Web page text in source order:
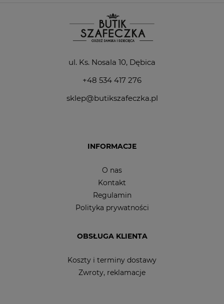
ul. Ks. Nosala 10, Dębica
+48 534 417 276
sklep@butikszafeczka.pl
INFORMACJE
O nas
Kontakt
Regulamin
Polityka prywatności
OBSŁUGA KLIENTA
Koszty i terminy dostawy
Zwroty, reklamacje